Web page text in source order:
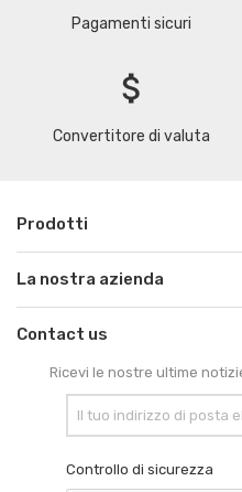
Pagamenti sicuri
attach_money
Convertitore di valuta
Prodotti
La nostra azienda
Contact us
Ricevi le nostre ultime
Controllo di sicurezza